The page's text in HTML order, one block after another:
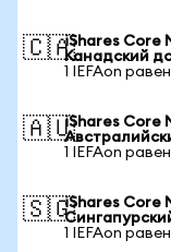
🇨🇦iShares Core
Канадский
1 IEFAon
🇦🇺iShares Core
1 IEFAon
🇸🇬iShares Core
1 IEFAon